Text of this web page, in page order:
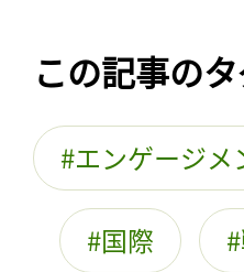
この記事の
エンゲージメ
国際